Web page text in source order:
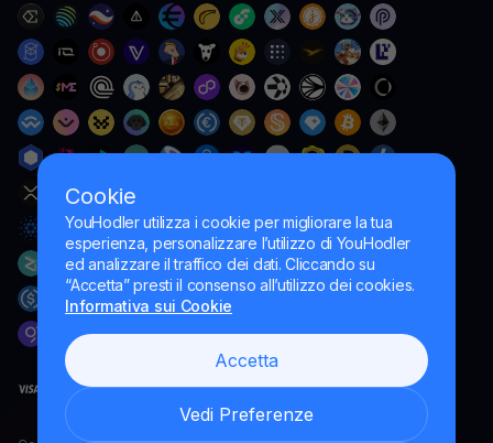
Cookie
YouHodler utilizza i cookie per migliorare la tua
esperienza, personalizzare l’utilizzo di YouHodler
ed analizzare il traffico dei dati. Cliccando su
“Accetta” presti il consenso all’utilizzo dei cookies.
Informativa sui Cookie
Accetta
Vedi Preferenze